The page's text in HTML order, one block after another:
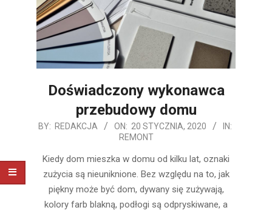
Doświadczony wykonawca
przebudowy domu
2020-
20
BY: REDAKCJA ON: 20 STYCZNIA, 2020
IN:
REMONT
Kiedy dom mieszka w domu od kilku lat, oznaki
zużycia są nieuniknione. Bez względu na to, jak
piękny może być dom, dywany się zużywają,
kolory farb blakną, podłogi są odpryskiwane, a